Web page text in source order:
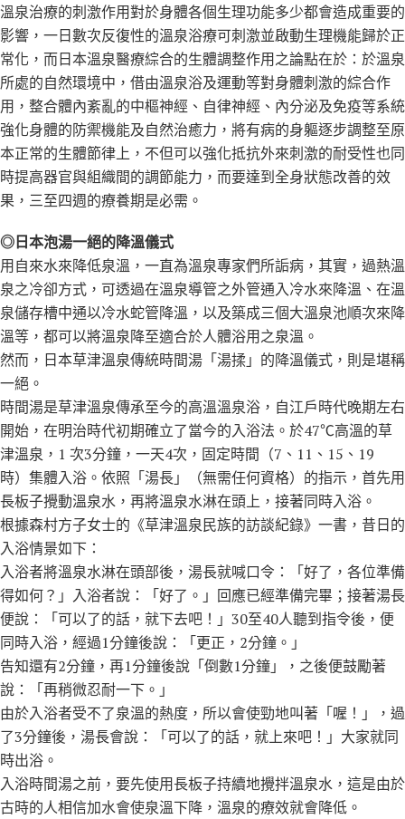
溫泉治療的刺激作用對於身體各個生理功能多少都會造成重要的
影響，一日數次反復性的溫泉浴療可刺激並啟動生理機能歸於正
常化，而日本溫泉醫療綜合的生體調整作用之論點在於：於溫泉
所處的自然環境中，借由溫泉浴及運動等對身體刺激的綜合作
用，整合體內紊亂的中樞神經、自律神經、內分泌及免疫等系統
強化身體的防禦機能及自然治癒力，將有病的身軀逐步調整至原
本正常的生體節律上，不但可以強化抵抗外來刺激的耐受性也同
時提高器官與組織間的調節能力，而要達到全身狀態改善的效
果，三至四週的療養期是必需。
◎日本泡湯一絕的降溫儀式
用自來水來降低泉溫，一直為溫泉專家們所詬病，其實，過熱溫
泉之冷卻方式，可透過在溫泉導管之外管通入冷水來降溫、在溫
泉儲存槽中通以冷水蛇管降溫，以及築成三個大溫泉池順次來降
溫等，都可以將溫泉降至適合於人體浴用之泉溫。
然而，日本草津溫泉傳統時間湯「湯揉」的降溫儀式，則是堪稱
一絕。
時間湯是草津溫泉傳承至今的高溫溫泉浴，自江戶時代晚期左右
開始，在明治時代初期確立了當今的入浴法。於47℃高溫的草
津溫泉，1 次3分鐘，一天4次，固定時間（7、11、15、19
時）集體入浴。依照「湯長」（無需任何資格）的指示，首先用
長板子攪動溫泉水，再將溫泉水淋在頭上，接著同時入浴。
根據森村方子女士的《草津溫泉民族的訪談紀錄》一書，昔日的
入浴情景如下：
入浴者將溫泉水淋在頭部後，湯長就喊口令：「好了，各位準備
得如何？」入浴者說：「好了。」回應已經準備完畢；接著湯長
便說：「可以了的話，就下去吧！」30至40人聽到指令後，便
同時入浴，經過1分鐘後說：「更正，2分鐘。」
告知還有2分鐘，再1分鐘後說「倒數1分鐘」，之後便鼓勵著
說：「再稍微忍耐一下。」
由於入浴者受不了泉溫的熱度，所以會使勁地叫著「喔！」，過
了3分鐘後，湯長會說：「可以了的話，就上來吧！」大家就同
時出浴。
入浴時間湯之前，要先使用長板子持續地攪拌溫泉水，這是由於
古時的人相信加水會使泉溫下降，溫泉的療效就會降低。